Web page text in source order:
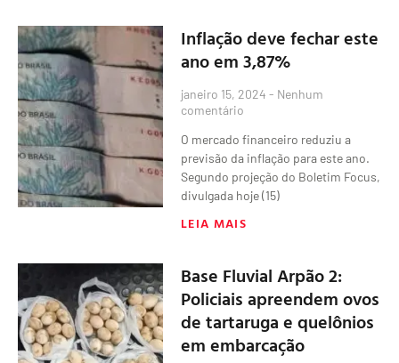
Inflação deve fechar este
ano em 3,87%
janeiro 15, 2024 Nenhum
comentário
O mercado financeiro reduziu a
previsão da inflação para este ano.
Segundo projeção do Boletim Focus,
divulgada hoje (15)
LEIA MAIS
Base Fluvial Arpão 2:
Policiais apreendem ovos
de tartaruga e quelônios
em embarcação